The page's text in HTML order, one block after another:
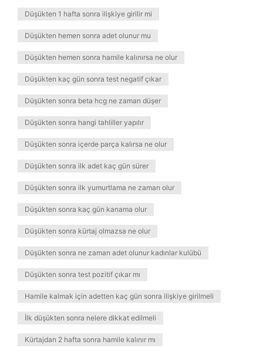
Düşükten 1 hafta sonra ilişkiye girilir mi
Düşükten hemen sonra adet olunur mu
Düşükten hemen sonra hamile kalınırsa ne olur
Düşükten kaç gün sonra test negatif çıkar
Düşükten sonra beta hcg ne zaman düşer
Düşükten sonra hangi tahliller yapılır
Düşükten sonra içerde parça kalırsa ne olur
Düşükten sonra ilk adet kaç gün sürer
Düşükten sonra ilk yumurtlama ne zaman olur
Düşükten sonra kaç gün kanama olur
Düşükten sonra kürtaj olmazsa ne olur
Düşükten sonra ne zaman adet olunur kadınlar kulübü
Düşükten sonra test pozitif çıkar mı
Hamile kalmak için adetten kaç gün sonra ilişkiye girilmeli
İlk düşükten sonra nelere dikkat edilmeli
Kürtajdan 2 hafta sonra hamile kalınır mı